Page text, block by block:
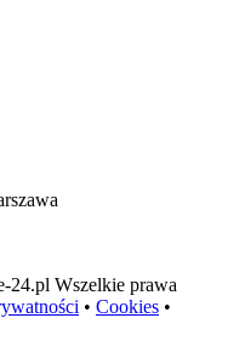
24.pl Wszelkie prawa
• Cookies •